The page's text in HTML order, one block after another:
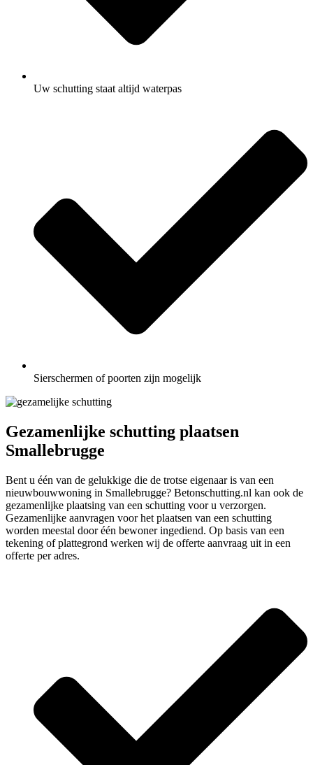
Uw schutting staat altijd waterpas
Sierschermen of poorten zijn mogelijk
Gezamenlijke schutting plaatsen
Smallebrugge
Bent u één van de gelukkige die de trotse eigenaar is van een
nieuwbouwwoning in Smallebrugge? Betonschutting.nl kan ook de
gezamenlijke plaatsing van een schutting voor u verzorgen.
Gezamenlijke aanvragen voor het plaatsen van een schutting
worden meestal door één bewoner ingediend. Op basis van een
tekening of plattegrond werken wij de offerte aanvraag uit in een
offerte per adres.